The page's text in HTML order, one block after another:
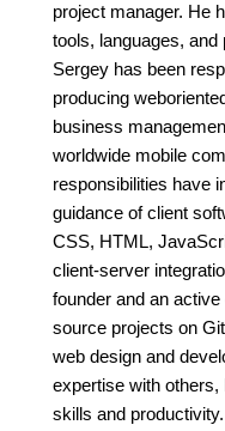
project manager. He
tools, languages,
Sergey has been
producing
business
worldwide mobile
responsibilities have
guidance of client
CSS, HTML,
client-server
founder and an
source projects on
web design and
expertise with others,
skills and